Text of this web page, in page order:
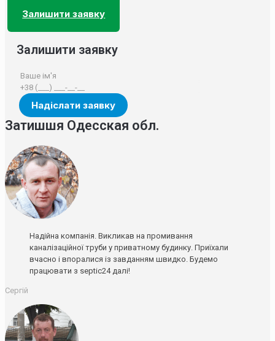
Залишити заявку
Залишити заявку
Затишшя Одесская обл.
Надійна компанія. Викликав на промивання
каналізаційної труби у приватному будинку. Приїхали
вчасно і впоралися із завданням швидко. Будемо
працювати з septic24 далі!
Сергій